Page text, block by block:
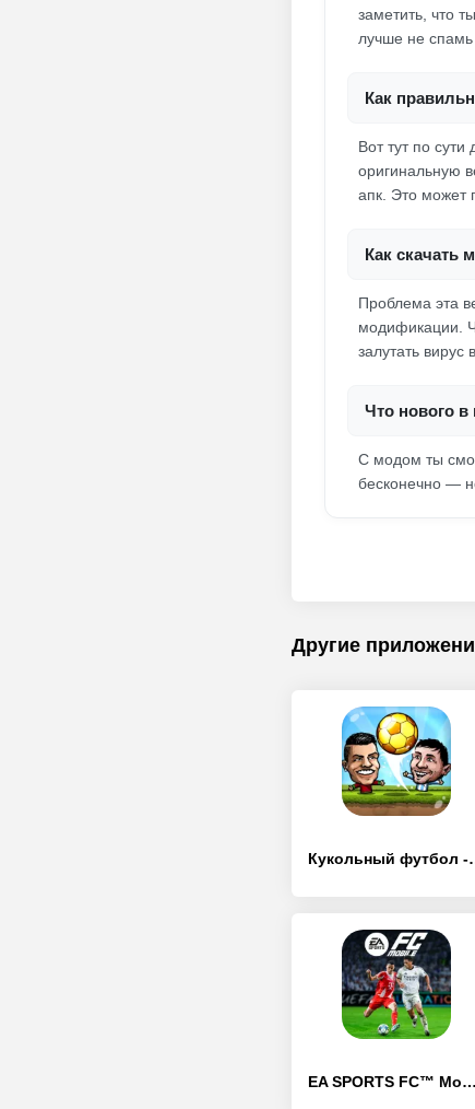
заметить, что
лучше не спамь
Как
Вот тут по
оригинальную
апк. Это может
Как скачать
Проблема эта
модификации.
залутать вирус
Что нового
С модом ты
бесконечно —
Другие
EA SPORTS FC™ Mobile Футбол 26